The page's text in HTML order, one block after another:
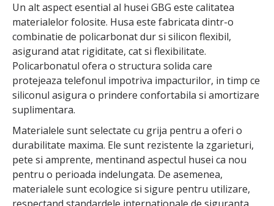
Un alt aspect esential al husei GBG este calitatea
materialelor folosite. Husa este fabricata dintr-o
combinatie de policarbonat dur si silicon flexibil,
asigurand atat rigiditate, cat si flexibilitate.
Policarbonatul ofera o structura solida care
protejeaza telefonul impotriva impacturilor, in timp ce
siliconul asigura o prindere confortabila si amortizare
suplimentara.
Materialele sunt selectate cu grija pentru a oferi o
durabilitate maxima. Ele sunt rezistente la zgarieturi,
pete si amprente, mentinand aspectul husei ca nou
pentru o perioada indelungata. De asemenea,
materialele sunt ecologice si sigure pentru utilizare,